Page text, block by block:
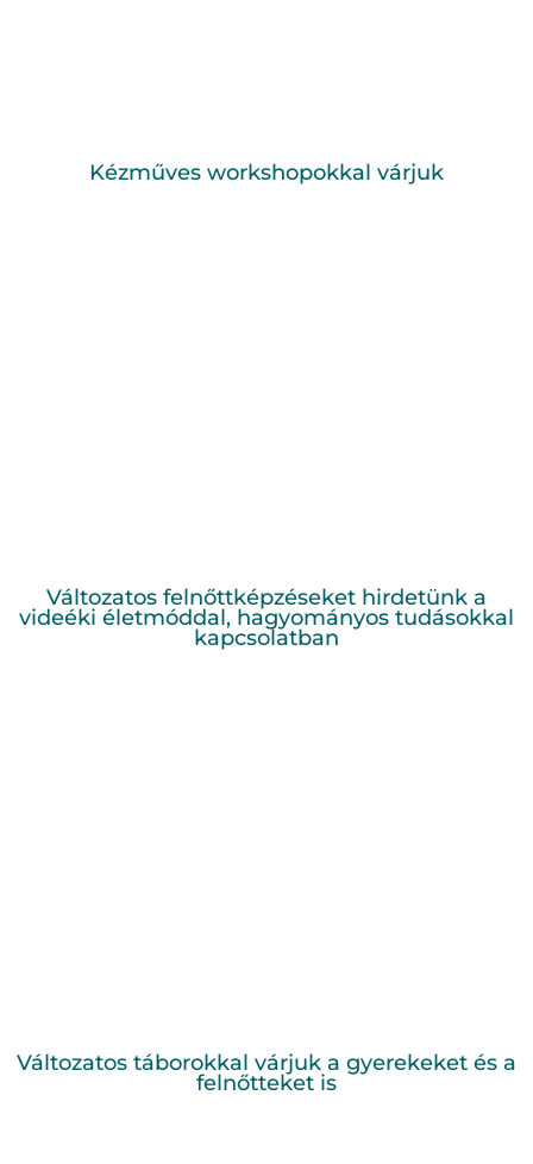
Kézműves workshopokkal várjuk
Változatos felnőttképzéseket hirdetünk a
videéki életmóddal, hagyományos tudásokkal
kapcsolatban
Változatos táborokkal várjuk a gyerekeket és a
felnőtteket is